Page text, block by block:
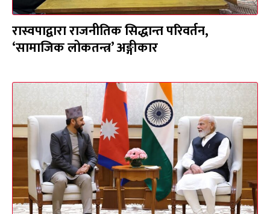
रास्वपाद्वारा राजनीतिक सिद्धान्त परिवर्तन,
‘सामाजिक लोकतन्त्र’ अङ्गीकार